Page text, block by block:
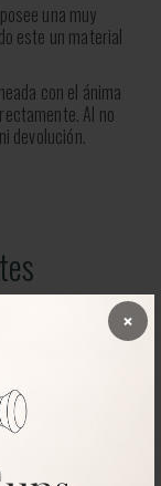
×
una muy
este un material
con el ánima
Al no
devolución.